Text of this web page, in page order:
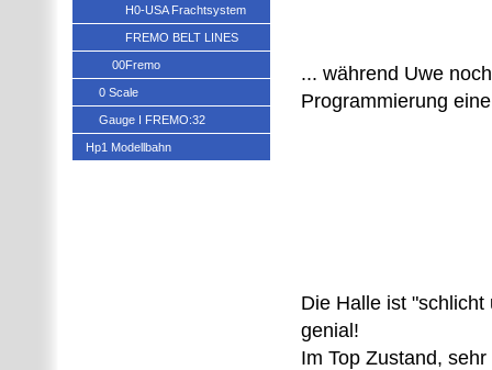
... während Uwe
Programmierung
Die Halle ist "schlicht
genial!
Im Top Zustand,
H0-USA Frachtsystem
FREMO BELT LINES
00Fremo
0 Scale
Gauge I FREMO:32
Hp1 Modellbahn